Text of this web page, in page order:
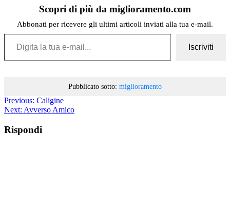
Scopri di più da miglioramento.com
Abbonati per ricevere gli ultimi articoli inviati alla tua e-mail.
Digita la tua e-mail...
Iscriviti
Pubblicato sotto: miglioramento
Previous: Caligine
Next: Avverso Amico
Rispondi